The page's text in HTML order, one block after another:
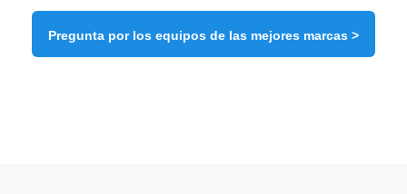
Pregunta por los equipos de las mejores marcas >